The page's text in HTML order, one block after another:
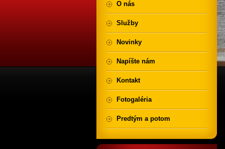
O nás
Služby
Novinky
Napíšte nám
Kontakt
Fotogaléria
Predtým a potom